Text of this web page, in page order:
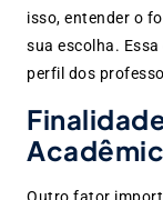
isso, entender o
sua escolha.
perfil dos